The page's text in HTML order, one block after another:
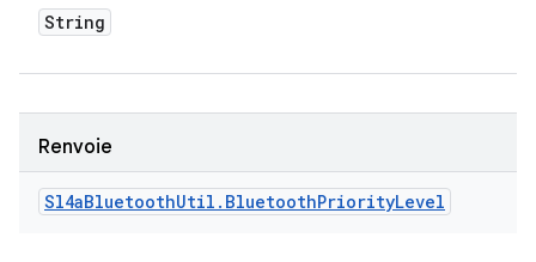
String
Renvoie
Sl4aBluetoothUtil . BluetoothPriorityLevel